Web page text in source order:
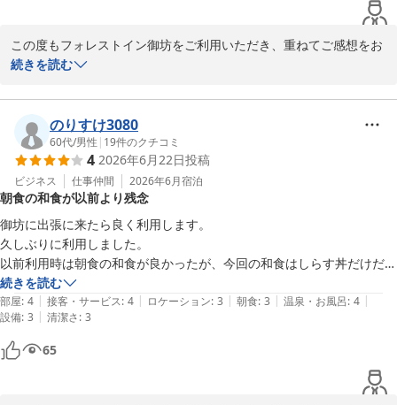
今後も、皆様に愛されるホテルを目指し、日々精進してまいりま
す。
くださいませ。
スタッフ一同、心よりお待ちしております。
フォレストイン御坊　西本
フォレスト イン 御坊
2026-05-22
この度もフォレストイン御坊をご利用いただき、重ねてご感想をお
寄せいただきまして、誠にありがとうございます。ご実家に近い宿
がたく存じます。
大浴場につきまして、「良かった」とのお言葉を頂戴し、嬉しく拝
読いたしました。これからも「御坊の湯」でゆっくりとお寛ぎいた
だき、ご滞在中のお疲れを癒していただけるよう、清潔で快適な環
境の維持に努めてまいります。
一方、ご朝食につきましては、ご期待を上回る内容をご提供できな
かったものと受け止めております。今回の率直なご評価を今後の参
考とし、料理の内容や提供方法を含め、よりご満足いただける朝食
を目指して改善に取り組んでまいります。
今後も、ご実家へお帰りの際に安心してお選びいただけるホテルで
あり続けられるよう努めてまいります。またのお越しを、スタッフ
続きを読む
のりすけ3080
60代/男性 | 19件のクチコミ
4 2026年6月22日投稿
ビジネス 仕事仲間 2026年6月宿泊
朝食の和食が以前より残念
御坊に出張に来たら良く利用します。
久しぶりに利用しました。
以前利用時は朝食の和食が良かったが、今回の和食はしらす丼だけだっ
たので、洋食にしました。
続きを読む
部屋: 4 | 接客・サービス: 4 | ロケーション: 3 | 朝食: 3 | 温泉・お風呂: 4 |
設備: 3 | 清潔さ: 3
65